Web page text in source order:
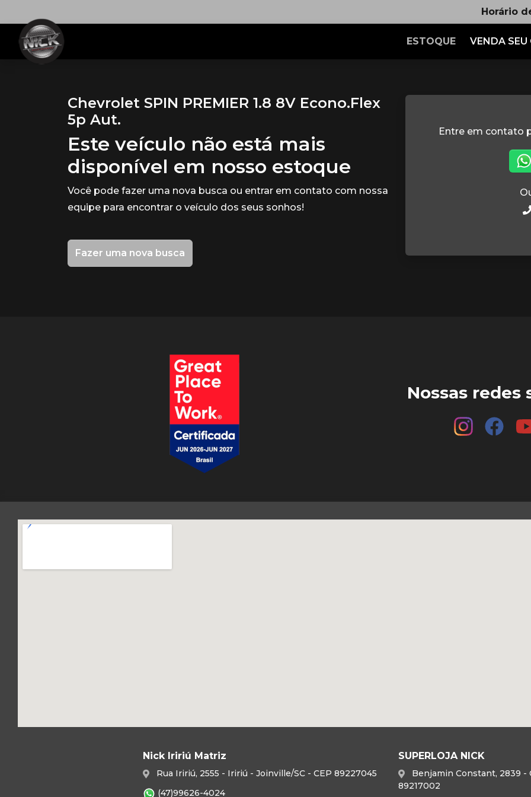
Horário
ESTOQUE VENDA SEU
Chevrolet SPIN PREMIER 1.8 8V Econo.Flex
5p Aut.
Este veículo não está mais
disponível em nosso estoque
Você pode fazer uma nova busca ou entrar em contato com nossa
equipe para encontrar o veículo dos seus sonhos!
Fazer uma nova busca
Entre em contato
Nossas redes
Nick Iririú Matriz
Rua Iririú, 2555 - Iririú - Joinville/SC - CEP 89227045
(47)99626-4024
SUPERLOJA NICK
Benjamin Constant, 2839 -
89217002